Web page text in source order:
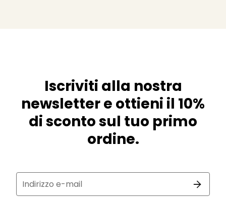
Iscriviti alla nostra
newsletter e ottieni il 10%
di sconto sul tuo primo
ordine.
Indirizzo e-mail